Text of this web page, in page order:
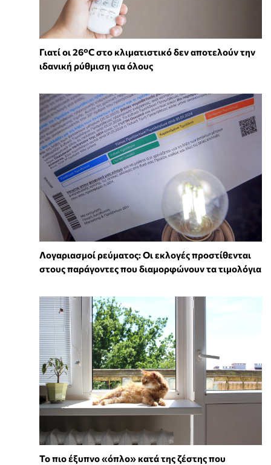
Γιατί οι 26°C στο κλιματιστικό δεν αποτελούν την
ιδανική ρύθμιση για όλους
Λογαριασμοί ρεύματος: Οι εκλογές προστίθενται
στους παράγοντες που διαμορφώνουν τα τιμολόγια
To πιο έξυπνο «όπλο» κατά της ζέστης που